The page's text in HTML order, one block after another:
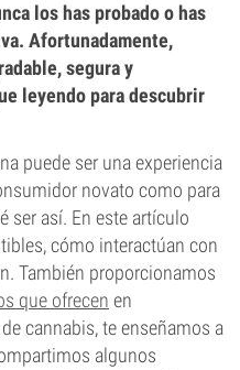
los has probado o has
Afortunadamente,
segura y
leyendo para descubrir
puede ser una experiencia
novato como para
ser así. En este artículo
cómo interactúan con
También proporcionamos
que ofrecen en
cannabis, te enseñamos a
algunos